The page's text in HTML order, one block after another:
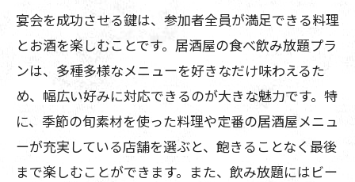
宴会を成功させる鍵は、参加者全員が満足できる料理
とお酒を楽しむことです。居酒屋の食べ飲み放題プラ
ンは、多種多様なメニューを好きなだけ味わえるた
め、幅広い好みに対応できるのが大きな魅力です。特
に、季節の旬素材を使った料理や定番の居酒屋メニュ
ーが充実している店舗を選ぶと、飽きることなく最後
まで楽しむことができます。また、飲み放題にはビー